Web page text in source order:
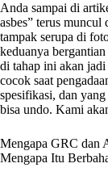
Anda sampai di
asbes” terus
tampak serupa di
keduanya
di tahap ini akan
cocok saat
spesifikasi, dan
bisa undo. Kami
Mengapa GRC dan
Mengapa Itu